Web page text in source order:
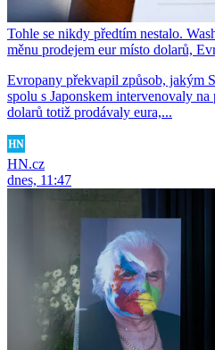
Tohle se nikdy předtím nestalo.
měnu prodejem eur místo dolarů,
Evropany překvapil způsob, jakým
spolu s Japonskem intervenovaly
dolarů totiž prodávaly eura,...
HN.cz
dnes, 11:47